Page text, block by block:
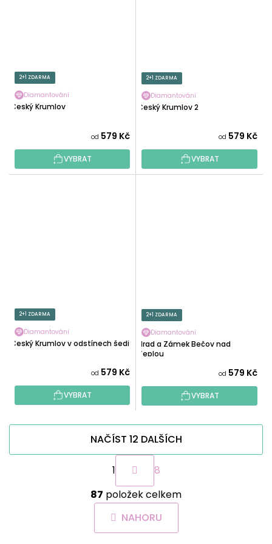
2+1 ZDARMA
Diamantování
Český Krumlov
od 579 Kč
VYBRAT
2+1 ZDARMA
Diamantování
Český Krumlov 2
od 579 Kč
VYBRAT
2+1 ZDARMA
Diamantování
Český Krumlov v odstínech šedi
od 579 Kč
VYBRAT
2+1 ZDARMA
Diamantování
Hrad a Zámek Bečov nad
Teplou
od 579 Kč
VYBRAT
O
v
l
á
d
NAČÍST 12 DALŠÍCH
S
t
r
á
n
k
o
1
8
87 položek celkem
NAHORU